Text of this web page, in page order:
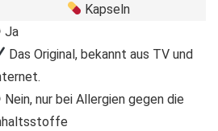
Kapseln
Ja
Das Original, bekannt aus TV und
nur bei Allergien gegen die